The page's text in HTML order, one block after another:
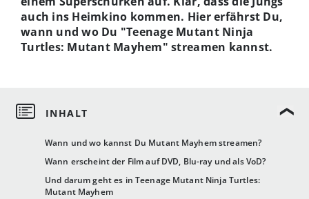
Wann und wo kannst Du Mutant Mayhem streamen?
Wann erscheint der Film auf DVD, Blu-ray und als VoD?
Und darum geht es in Teenage Mutant Ninja Turtles:
Mutant Mayhem
auch ins Heimkino kommen. Hier erfährst Du,
wann und wo Du "Teenage Mutant Ninja
Turtles: Mutant Mayhem" streamen kannst.